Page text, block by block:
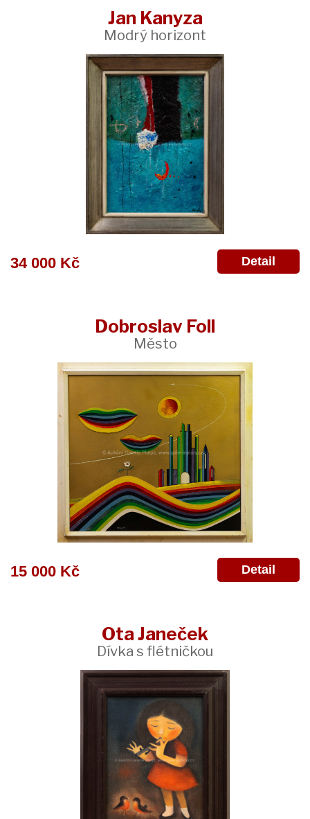
Jan Kanyza
Modrý horizont
34 000 Kč Detail
Dobroslav Foll
Město
15 000 Kč Detail
Ota Janeček
Dívka s flétničkou